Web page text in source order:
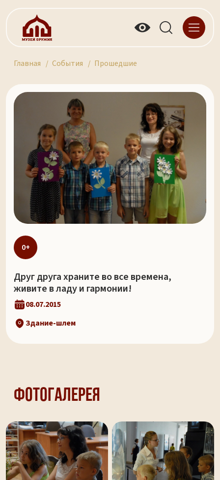
Главная События Прошедшие
0+
Друг друга храните во все времена,
живите в ладу и гармонии!
08.07.2015
Здание-шлем
Фотогалерея